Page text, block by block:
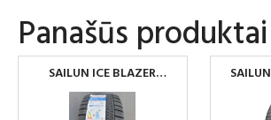
Panašūs produktai
SAILUN ICE BLAZER
ARCTIC 245/45 R18 100H
XL